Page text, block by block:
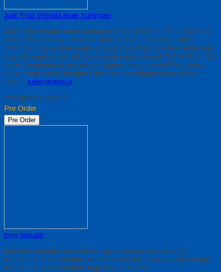
Jual Toga Wisuda Anak Kuningan
Jual Toga Wisuda Anak Kuningan Hubungi 0812-2282-1060 Jual
Toga Wisuda Anak Kuningan Jawa Barat – Temukan Paket
Promosi toga wisuda anak komplet pada harga paling murah dan
memiliki kualitas terbaik, kami kasih untuk sekolah TK, PAUD , SD
Kami memberinya penawaran Special semua level Pengajaran
Anak Umur Dasar dengan Fitur Produk sebagaimana berikut :
Kain… selengkapnya
*Harga Hubungi CS
Pre Order
Pre Order
toga wisuda
konveksi wisuda, toko online toga, jual toga wisuda anak
murah,buat toga wisuda, jasa konveksi baju toga, seragam toga
wisuda TK, perlengkapan toga wisuda murah